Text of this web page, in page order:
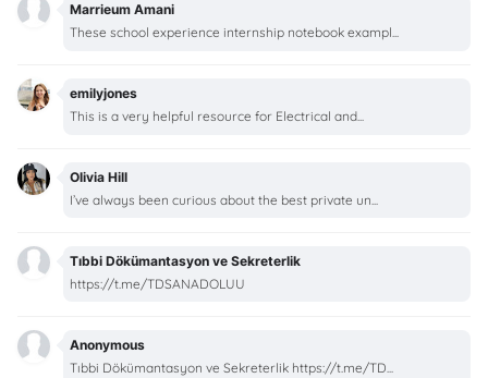
Marrieum Amani
These school experience internship notebook exampl...
emilyjones
This is a very helpful resource for Electrical and...
Olivia Hill
I’ve always been curious about the best private un...
Tıbbi Dökümantasyon ve Sekreterlik
https://t.me/TDSANADOLUU
Anonymous
Tıbbi Dökümantasyon ve Sekreterlik https://t.me/TD...